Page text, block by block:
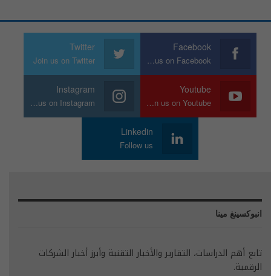
Facebook
Join us on Facebook
Twitter
Join us on Twitter
Youtube
Join us on Youtube
Instagram
Join us on Instagram
Linkedin
Follow us
انبوكسينغ مينا
تابع أهم الدراسات، التقارير والأخبار التقنية وأبرز أخبار الشركات
الرقمية.